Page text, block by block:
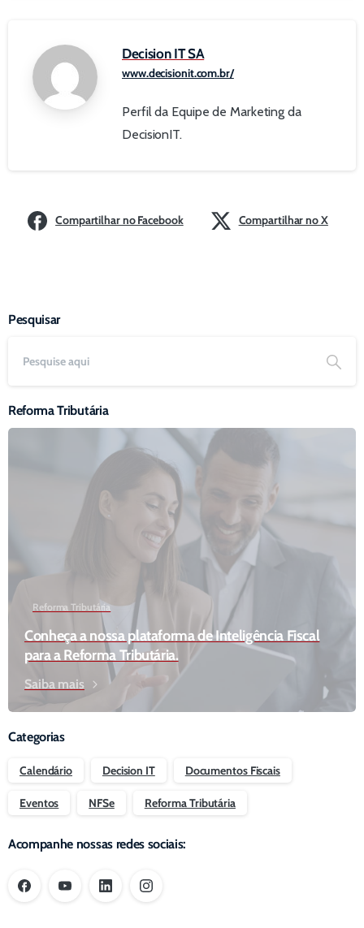
Decision IT SA
www.decisionit.com.br/
Perfil da Equipe de Marketing da
DecisionIT.
Compartilhar no Facebook Compartilhar no X
Pesquisar
Reforma Tributária
Reforma Tributária
Conheça a nossa plataforma de Inteligência Fiscal
para a Reforma Tributária.
Saiba mais
Categorias
Calendário Decision IT Documentos Fiscais
Eventos NFSe Reforma Tributária
Acompanhe nossas redes sociais: